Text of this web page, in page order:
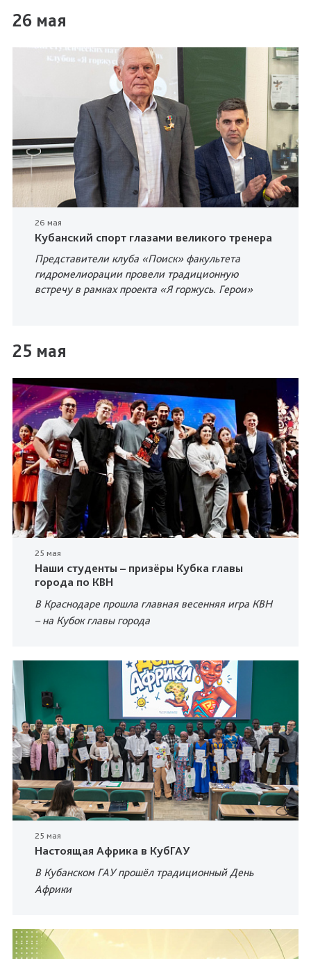
26 мая
26 мая
Кубанский спорт глазами великого тренера
Представители клуба «Поиск» факультета
гидромелиорации провели традиционную
встречу в рамках проекта «Я горжусь. Герои»
25 мая
25 мая
Наши студенты – призёры Кубка главы
города по КВН
В Краснодаре прошла главная весенняя игра КВН
– на Кубок главы города
25 мая
Настоящая Африка в КубГАУ
В Кубанском ГАУ прошёл традиционный День
Африки